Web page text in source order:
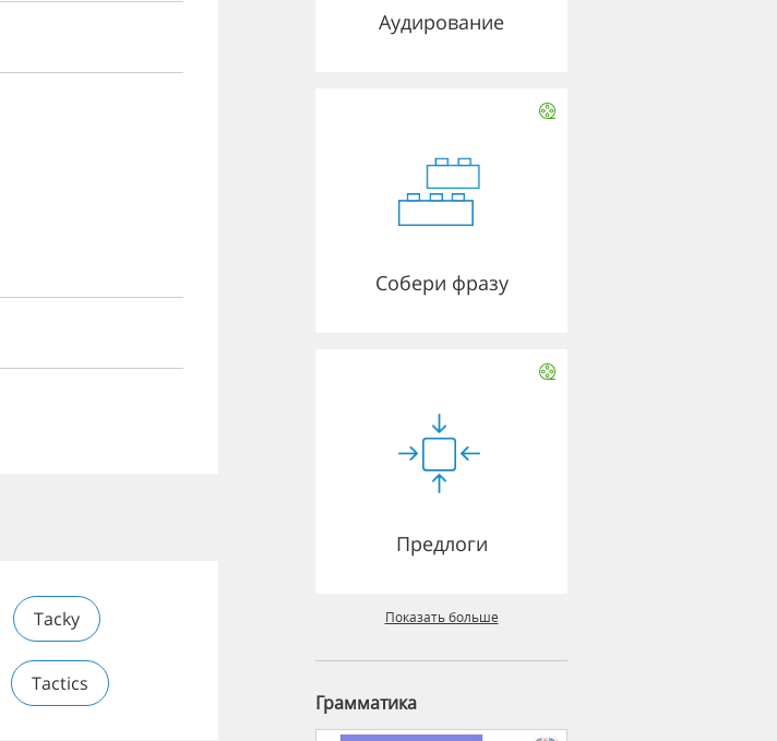
Tacky
Tactics
Аудирование
Собери фразу
Предлоги
Показать больше
Грамматика